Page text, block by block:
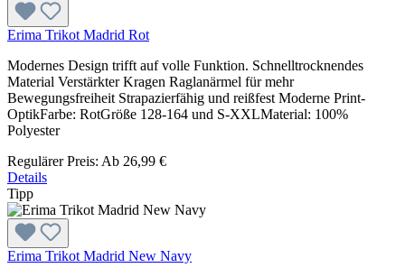
Erima Trikot Madrid Rot
Modernes Design trifft auf volle Funktion. Schnelltrocknendes
Material Verstärkter Kragen Raglanärmel für mehr
Bewegungsfreiheit Strapazierfähig und reißfest Moderne Print-
OptikFarbe: RotGröße 128-164 und S-XXLMaterial: 100%
Polyester
Regulärer Preis: Ab 26,99 €
Details
Tipp
Erima Trikot Madrid New Navy